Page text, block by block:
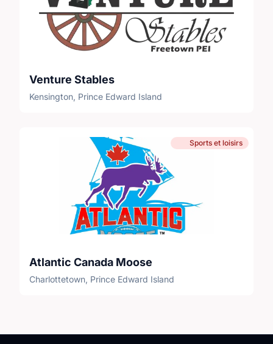
Venture Stables
Kensington, Prince Edward Island
Sports et loisirs
Atlantic Canada Moose
Charlottetown, Prince Edward Island